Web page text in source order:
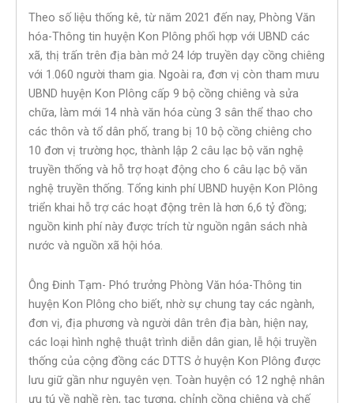
Theo số liệu thống kê, từ năm 2021 đến nay, Phòng Văn
hóa-Thông tin huyện Kon Plông phối hợp với UBND các
xã, thị trấn trên địa bàn mở 24 lớp truyền dạy cồng chiêng
với 1.060 người tham gia. Ngoài ra, đơn vị còn tham mưu
UBND huyện Kon Plông cấp 9 bộ cồng chiêng và sửa
chữa, làm mới 14 nhà văn hóa cùng 3 sân thể thao cho
các thôn và tổ dân phố, trang bị 10 bộ cồng chiêng cho
10 đơn vị trường học, thành lập 2 câu lạc bộ văn nghệ
truyền thống và hỗ trợ hoạt động cho 6 câu lạc bộ văn
nghệ truyền thống. Tổng kinh phí UBND huyện Kon Plông
triển khai hỗ trợ các hoạt động trên là hơn 6,6 tỷ đồng;
nguồn kinh phí này được trích từ nguồn ngân sách nhà
nước và nguồn xã hội hóa.
Ông Đinh Tạm- Phó trưởng Phòng Văn hóa-Thông tin
huyện Kon Plông cho biết, nhờ sự chung tay các ngành,
đơn vị, địa phương và người dân trên địa bàn, hiện nay,
các loại hình nghệ thuật trình diễn dân gian, lễ hội truyền
thống của cộng đồng các DTTS ở huyện Kon Plông được
lưu giữ gần như nguyên vẹn. Toàn huyện có 12 nghệ nhân
ưu tú về nghề rèn, tạc tượng, chỉnh cồng chiêng và chế